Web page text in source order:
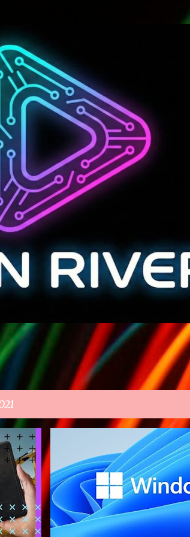
Ir al contenido principal